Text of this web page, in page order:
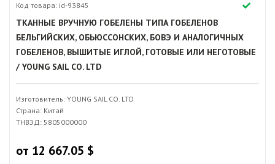
Код товара: id-93845
ТКАННЫЕ ВРУЧНУЮ ГОБЕЛЕНЫ ТИПА ГОБЕЛЕНОВ
БЕЛЬГИЙСКИХ, ОБЬЮССОНСКИХ, БОВЭ И АНАЛОГИЧНЫХ
ГОБЕЛЕНОВ, ВЫШИТЫЕ ИГЛОЙ, ГОТОВЫЕ ИЛИ НЕГОТОВЫЕ
/ YOUNG SAIL CO. LTD
Изготовитель: YOUNG SAIL CO. LTD
Страна: Китай
ТНВЭД: 5805000000
от 12 667.05 $